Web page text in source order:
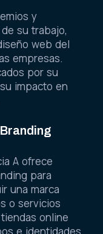
y
su trabajo,
web del
empresas.
por su
impacto en
A ofrece
para
una marca
o servicios
online